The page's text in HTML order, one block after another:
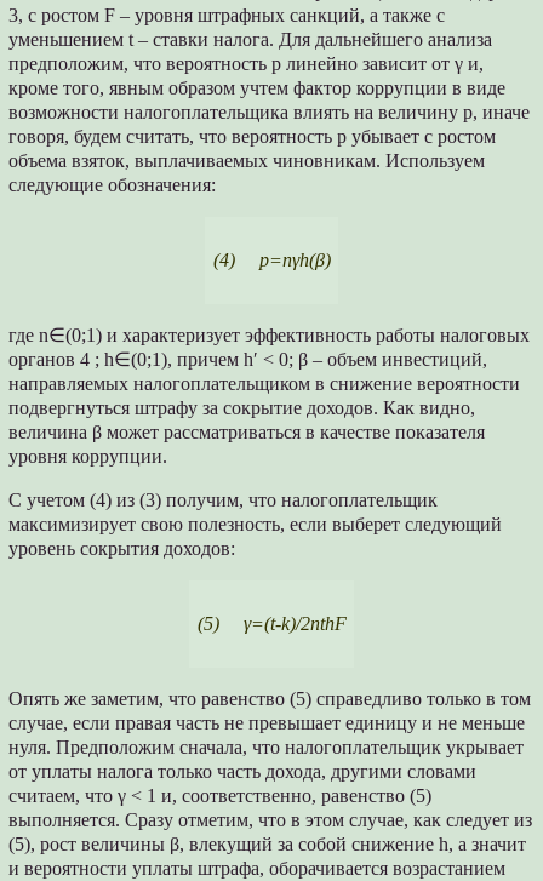
3, с ростом F – уровня штрафных санкций, а также с
уменьшением t – ставки налога. Для дальнейшего анализа
предположим, что вероятность p линейно зависит от γ и,
кроме того, явным образом учтем фактор коррупции в виде
возможности налогоплательщика влиять на величину p, иначе
говоря, будем считать, что вероятность p убывает с ростом
объема взяток, выплачиваемых чиновникам. Используем
следующие обозначения:
(4) p=nγh(β)
где n∈(0;1) и характеризует эффективность работы налоговых
органов 4 ; h∈(0;1), причем h′ < 0; β – объем инвестиций,
направляемых налогоплательщиком в снижение вероятности
подвергнуться штрафу за сокрытие доходов. Как видно,
величина β может рассматриваться в качестве показателя
уровня коррупции.
С учетом (4) из (3) получим, что налогоплательщик
максимизирует свою полезность, если выберет следующий
уровень сокрытия доходов:
(5) γ=(t-k)/2nthF
Опять же заметим, что равенство (5) справедливо только в том
случае, если правая часть не превышает единицу и не меньше
нуля. Предположим сначала, что налогоплательщик укрывает
от уплаты налога только часть дохода, другими словами
считаем, что γ < 1 и, соответственно, равенство (5)
выполняется. Сразу отметим, что в этом случае, как следует из
(5), рост величины β, влекущий за собой снижение h, а значит
и вероятности уплаты штрафа, оборачивается возрастанием